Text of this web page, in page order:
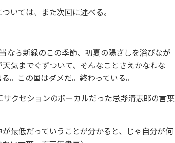
ては、また次回に述べる。
なら新緑のこの季節、初夏の陽ざしを浴びなが
気までぐずついて、そんなことさえかなわな
。この国はダメだ。終わっている。
クセションのボーカルだった忌野清志郎の言葉
最低だっていうことが分かると、じゃ自分が何